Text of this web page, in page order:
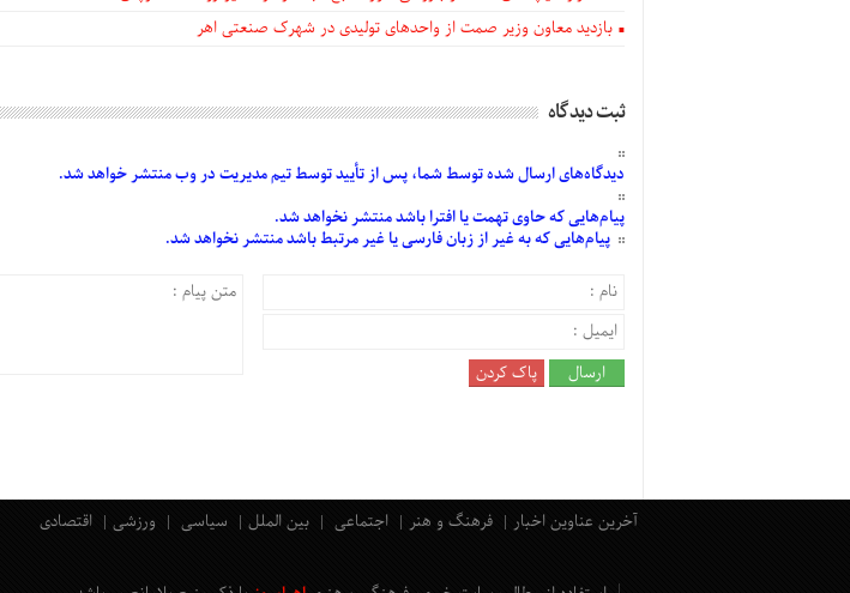
بازدید معاون وزیر صمت از واحدهای تولیدی در شهرک صنعتی اهر
ثبت دیدگاه
دیدگاه‌هایارسالشدهتوسط شما، پس از تأییدتوسط تیم مدیریت در وب منتشر خواهد شد.
پیام‌هاییکه حاوی تهمت یا افترا باشد منتشر نخواهد شد.
پیام‌هاییکه به غیر از زبان فارسی یا غیر مرتبط باشد منتشر نخواهد شد.
آخرین عناوین اخبار فرهنگ و هنر اجتماعی بین الملل سیاسی ورزشی اقتصادی